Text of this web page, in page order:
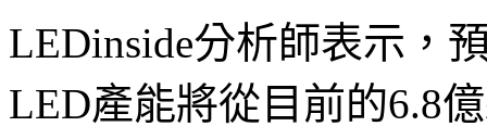
LEDinside分析師表示，
LED產能將從目前的6.8